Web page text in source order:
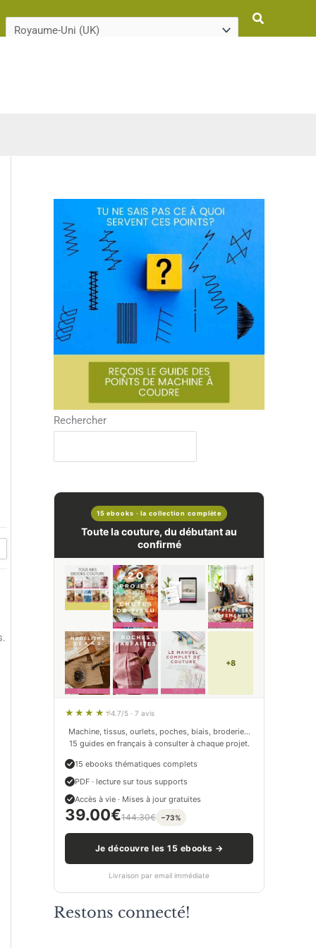
Rechercher
Rechercher
15 ebooks · la collection complète
Toute la couture, du débutant au
confirmé
+8
4.7/5 · 7 avis
Machine, tissus, ourlets, poches, biais, broderie…
15 guides en français à consulter à chaque projet.
15 ebooks thématiques complets
PDF · lecture sur tous supports
Accès à vie · Mises à jour gratuites
39.00€144.30€ −73%
Je découvre les 15 ebooks →
Livraison par email immédiate
Restons connecté!